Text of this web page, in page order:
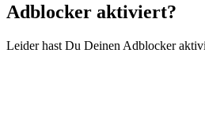
Adblocker aktiviert?
Leider hast Du Deinen Adblocker